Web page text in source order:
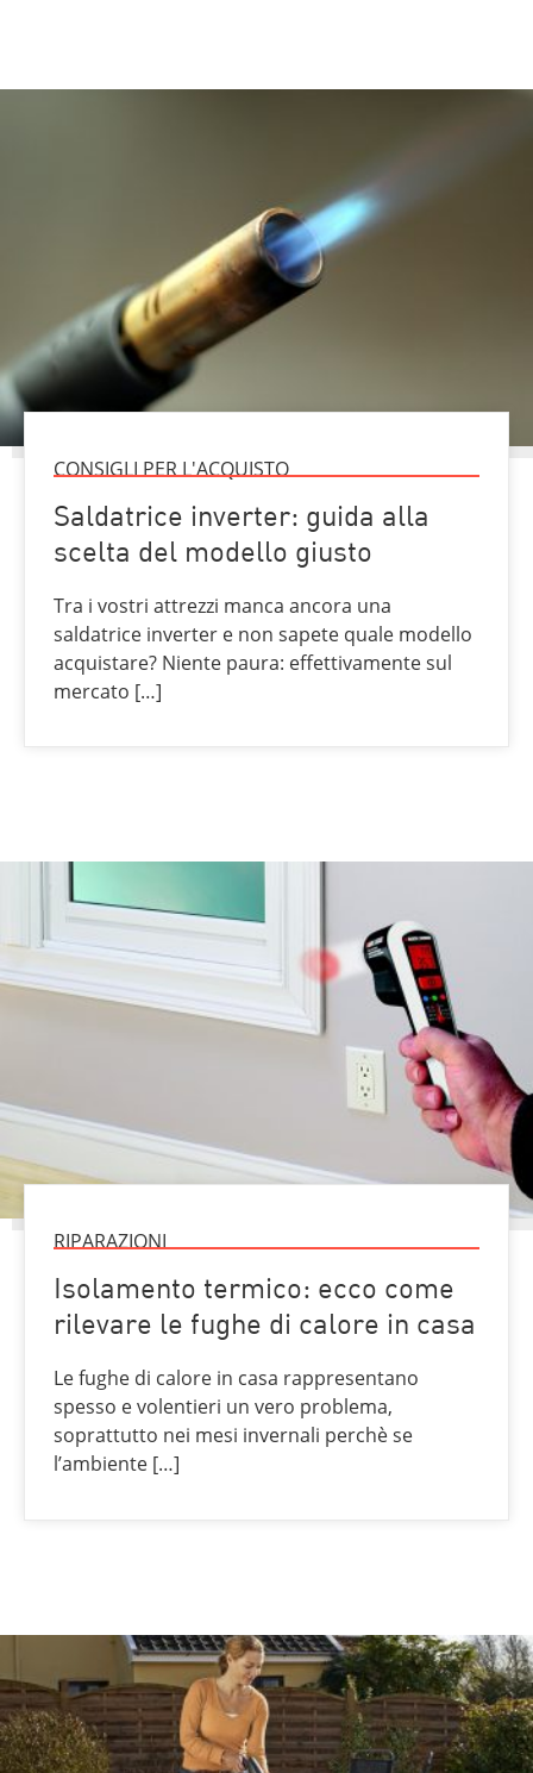
CONSIGLI PER L'ACQUISTO
Saldatrice inverter: guida alla
scelta del modello giusto
Tra i vostri attrezzi manca ancora una
saldatrice inverter e non sapete quale modello
acquistare? Niente paura: effettivamente sul
mercato […]
RIPARAZIONI
Isolamento termico: ecco come
rilevare le fughe di calore in casa
Le fughe di calore in casa rappresentano
spesso e volentieri un vero problema,
soprattutto nei mesi invernali perchè se
l’ambiente […]